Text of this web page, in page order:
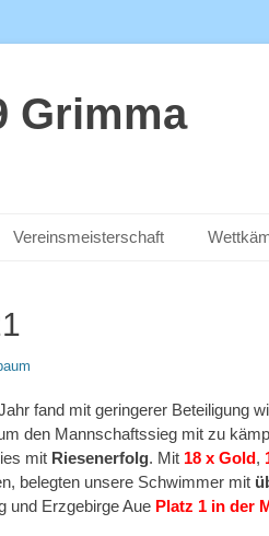
Grimma
Vereinsmeisterschaft
fand mit geringerer Beteiligung
den Mannschaftssieg mit zu
mit Riesenerfolg. Mit 18 x Gold,
belegten unsere Schwimmer mit
und Erzgebirge Aue Platz 1 in der